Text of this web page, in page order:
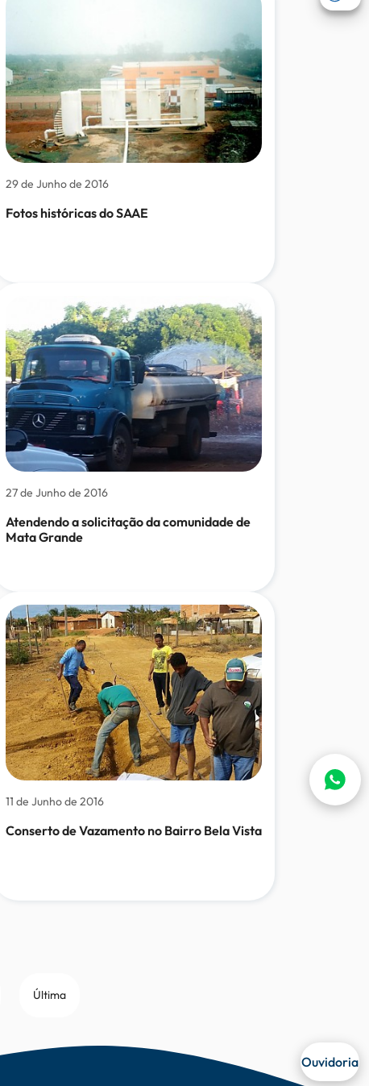
29 de Junho de 2016
Fotos históricas do SAAE
27 de Junho de 2016
Atendendo a solicitação da comunidade de
Mata Grande
11 de Junho de 2016
Conserto de Vazamento no Bairro Bela Vista
Última
Ouvidoria